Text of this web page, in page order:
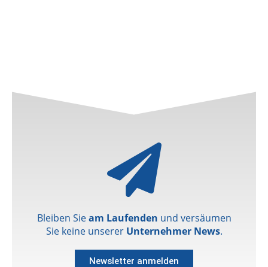
Bleiben Sieam Laufenden und versäumen
Sie keine unserer Unternehmer News.
Newsletter anmelden